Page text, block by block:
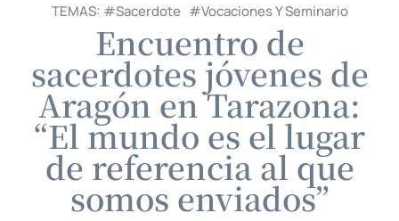
TEMAS: #Sacerdote#Vocaciones Y Seminario
Encuentro de
sacerdotes jóvenes de
Aragón en Tarazona:
“El mundo es el lugar
de referencia al que
somos enviados”